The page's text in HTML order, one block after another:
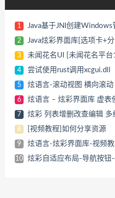
1 Java基于JNI创建Windows
2 Java炫彩界面库[选项卡+分
3 未闻花名UI [未闻花名平台
4 尝试使用rust调用xcgui.dll
5 炫语言-滚动视图 横向滚
6 炫语言 – 炫彩界面库 虚表
7 炫彩 列表增删改查编辑 多
8 [视频教程]如何分享资源
9 炫语言-炫彩界面库-视频
10 炫彩自适应布局-导航按钮-